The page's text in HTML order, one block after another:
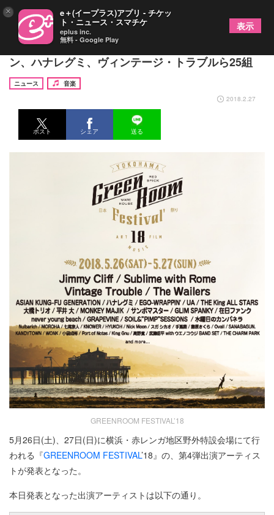
『GREENROOM FESTIVAL』第4弾発表でアジカ
ン、ハナレグミ、ヴィンテージ・トラブルら25組
ニュース
音楽
2018.2.27
ポスト シェア 送る
GREENROOM FESTIVAL’18
5月26日(土)、27日(日)に横浜・赤レンガ地区野外特設会場にて行
われる『GREENROOM FESTIVAL’18』の、第4弾出演アーティス
トが発表となった。
本日発表となった出演アーティストは以下の通り。
× e＋(イープラス)アプリ - チケッ
ト・ニュース・スマチケ
eplus inc.
無料 - Google Play
表示